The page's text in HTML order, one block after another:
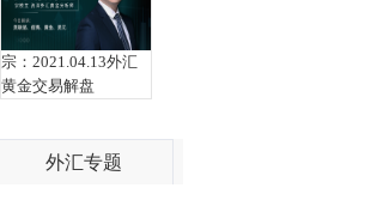
宗：2021.04.13外汇
黄金交易解盘
外汇专题